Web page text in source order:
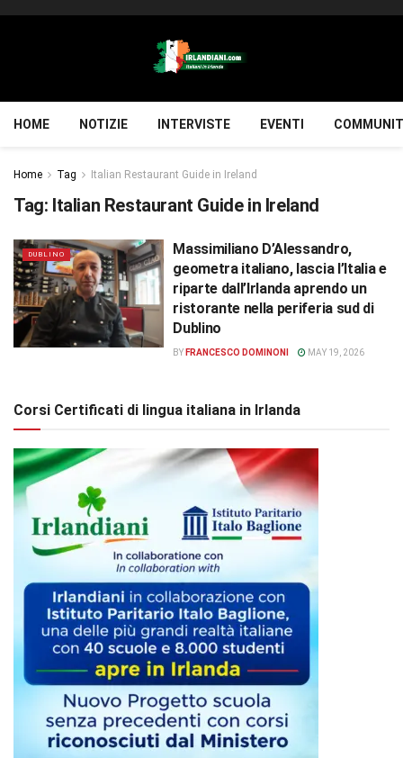
HOME NOTIZIE INTERVISTE EVENTI
Home Tag Italian Restaurant Guide in Ireland
Tag: Italian Restaurant Guide in Ireland
DUBLINO
Massimiliano D’Alessandro,
geometra italiano, lascia l’Italia e
riparte dall’Irlanda aprendo un
ristorante nella periferia sud di
Dublino
BY FRANCESCO DOMINONI MAY 19, 2026
Corsi Certificati di lingua italiana in Irlanda